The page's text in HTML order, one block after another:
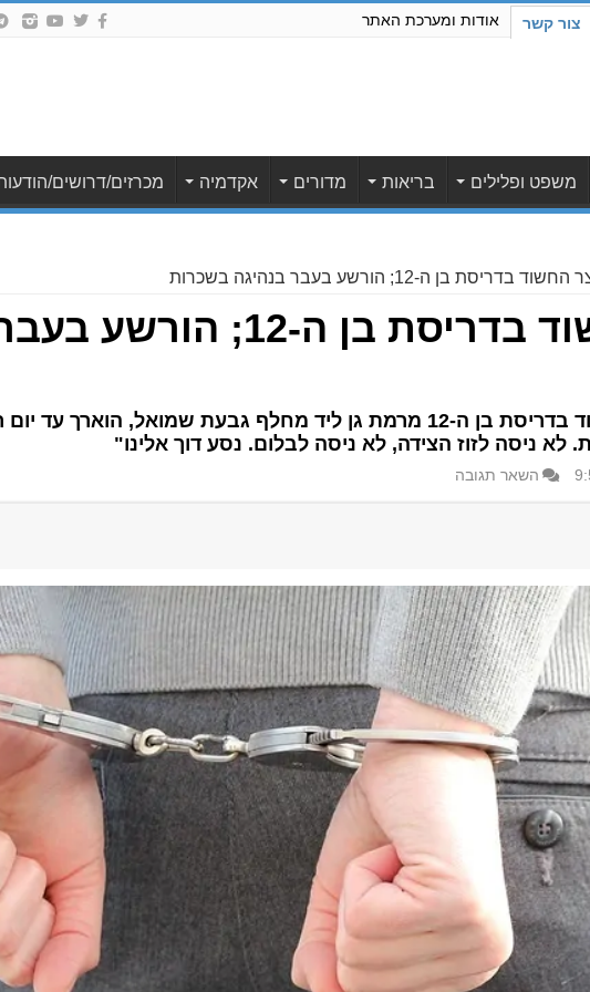
צור קשר אודות ומערכת האתר
משפט ופלילים בריאות מדורים אקדמיה מכרזים/דרושים/
בן ה-12; הורשע בעבר בנהיגה בשכרות
הוארך מעצר החשוד בדריסת בן ה-
מעצרו של בן 45 מבאר יעקב, החשוד בדריסת בן ה-12 מרמת גן ליד מחלף גבעת
ניסה לזוז הצידה, לא ניסה לבלום. נסע דוך אלינו"
השאר תגובה